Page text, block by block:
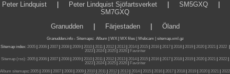
Peter Lindquist
Peter Lindquist Sjöfartsverket SM5GXQ
SM7GXQ
Granudden| Färjestaden| Öland
Granudden.info- Sitemaps: Album WX WX files | Webcam |
sitemap.xml.gz
Sitemap index: 2005| 2006| 2007| 2008| 2009| 2010| 2011| 2012| 2013| 2014| 2015| 2016| 2017| 2018| 2019| 2020| 2021| 2022|
2023| 2024| 2025| 2026|
Favoriter
Sitemap (rss): 2005 2006 2007 2008 2009 2010 2011 2012 2013 2014 2015 2016 2017 2018 2019 2020 2021 2022
2023| 2024| 2025| 2026|
Favoriter
Album sitemaps: 2005 2006 2007 2008 2009 2010 2011 2012 2013 2014 2015 2016 2017 2018 2019 2020 2021
2022